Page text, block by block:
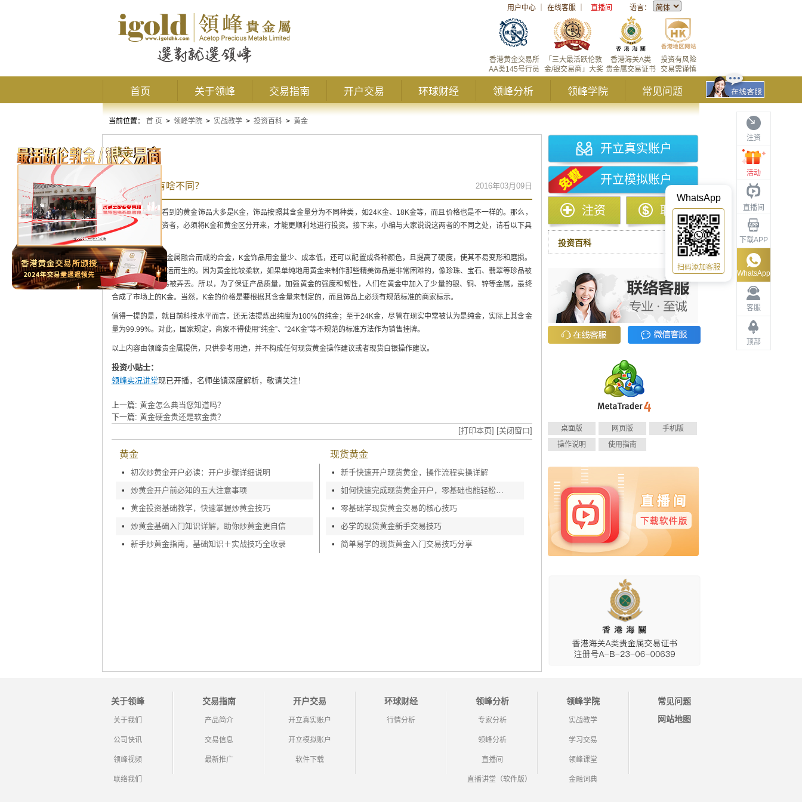
用户中心 在线客服 直播间 语言：
投资有风险
交易需谨慎
香港海关A类
贵金属交易证书
「三大最活跃伦敦
金/银交易商」大奖
香港黄金交易所
AA类145号行员
首页 关于领峰 交易指南 开户交易 环球财经 领峰分析 领峰学院 常见问题
注资
活动
直播间
下载APP
客服
顶部
WhatsApp
WhatsApp
扫码添加客服
当前位置： 首 页 > 领峰学院 > 实战教学 > 投资百科 > 黄金
黄金
K金和黄金有啥不同？ 2016年03月09日
在市面上，我们看到的黄金饰品大多是K金，饰品按照其含金量分为不同种类，如24K金、18K金等，而且价格也是不一样的。那么，
作为一名黄金投资者，必须将K金和黄金区分开来，才能更顺利地进行投资。接下来，小编与大家说说这两者的不同之处，请看以下具
K金是黄金与其他金属融合而成的合金，K金饰品用金量少、成本低，还可以配置成各种颜色，且提高了硬度，使其不易变形和磨损。
可以说，K金是应运而生的。因为黄金比较柔软，如果单纯地用黄金来制作那些精美饰品是非常困难的，像珍珠、宝石、翡翠等珍品被
镶嵌上去也很容易被弄丢。所以，为了保证产品质量，加强黄金的强度和韧性，人们在黄金中加入了少量的银、铜、锌等金属，最终
合成了市场上的K金。当然，K金的价格是要根据其含金量来制定的，而且饰品上必须有规范标准的商家标示。
值得一提的是，就目前科技水平而言，还无法提炼出纯度为100%的纯金；至于24K金，尽管在现实中常被认为是纯金，实际上其含金
量为99.99%。对此，国家规定，商家不得使用“纯金”、“24K金”等不规范的标准方法作为销售挂牌。
以上内容由领峰贵金属提供，只供参考用途，并不构成任何现货黄金操作建议或者现货白银操作建议。
投资小贴士：
领峰实况讲堂现已开播，名师坐镇深度解析，敬请关注！
上一篇: 黄金怎么典当您知道吗？
下一篇: 黄金硬金贵还是软金贵？
[打印本页] [关闭窗口]
黄金
•
初次炒黄金开户必读：开户步骤详细说明
•
炒黄金开户前必知的五大注意事项
•
黄金投资基础教学，快速掌握炒黄金技巧
•
炒黄金基础入门知识详解，助你炒黄金更自信
•
新手炒黄金指南，基础知识＋实战技巧全收录
现货黄金
•
新手快速开户现货黄金，操作流程实操详解
•
如何快速完成现货黄金开户，零基础也能轻松上手
•
零基础学现货黄金交易的核心技巧
•
必学的现货黄金新手交易技巧
•
简单易学的现货黄金入门交易技巧分享
开立真实账户
开立模拟账户
注资 取款
投资百科
桌面版 网页版
手机版
操作说明
使用指南
关于领峰
关于我们
公司快讯
领峰视频
联络我们
交易指南
产品简介
交易信息
最新推广
开户交易
开立真实账户
开立模拟账户
软件下载
环球财经
行情分析
领峰分析
专家分析
领峰分析
直播间
直播讲堂（软件版）
领峰学院
实战教学
学习交易
领峰课堂
金融词典
常见问题
网站地图